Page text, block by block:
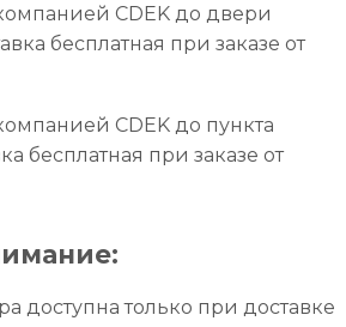
CDEK до двери
бесплатная при заказе от
CDEK до пункта
бесплатная при заказе от
доступна только при доставке